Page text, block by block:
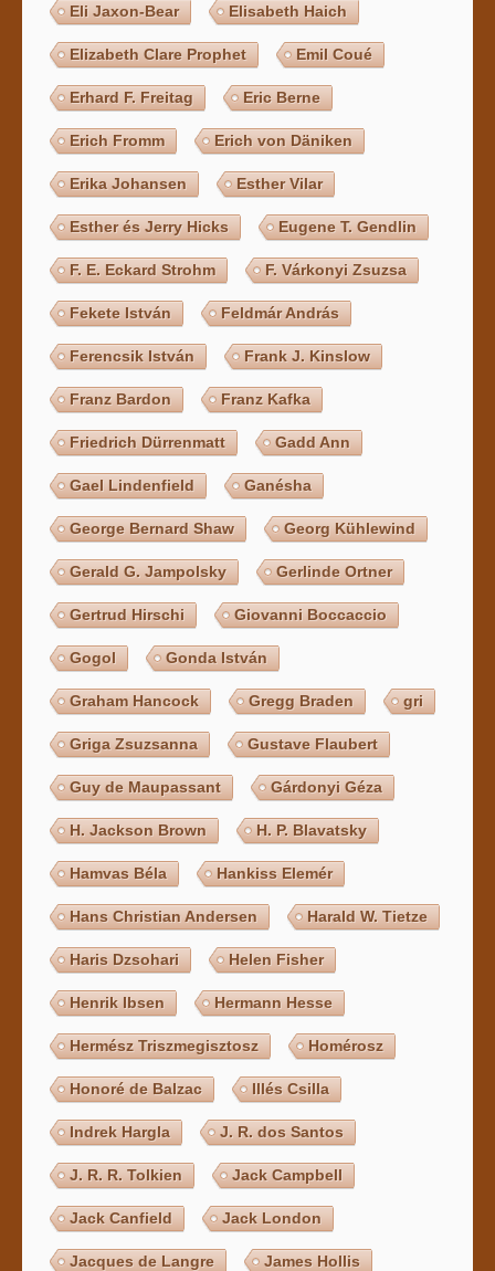
Eli Jaxon-Bear Elisabeth Haich
Elizabeth Clare Prophet Emil Coué
Erhard F. Freitag Eric Berne
Erich Fromm Erich von Däniken
Erika Johansen Esther Vilar
Esther és Jerry Hicks Eugene T. Gendlin
F. E. Eckard Strohm F. Várkonyi Zsuzsa
Fekete István Feldmár András
Ferencsik István Frank J. Kinslow
Franz Bardon Franz Kafka
Friedrich Dürrenmatt Gadd Ann
Gael Lindenfield Ganésha
George Bernard Shaw Georg Kühlewind
Gerald G. Jampolsky Gerlinde Ortner
Gertrud Hirschi Giovanni Boccaccio
Gogol Gonda István
Graham Hancock Gregg Braden gri
Griga Zsuzsanna Gustave Flaubert
Guy de Maupassant Gárdonyi Géza
H. Jackson Brown H. P. Blavatsky
Hamvas Béla Hankiss Elemér
Hans Christian Andersen Harald W. Tietze
Haris Dzsohari Helen Fisher
Henrik Ibsen Hermann Hesse
Hermész Triszmegisztosz Homérosz
Honoré de Balzac Illés Csilla
Indrek Hargla J. R. dos Santos
J. R. R. Tolkien Jack Campbell
Jack Canfield Jack London
Jacques de Langre James Hollis